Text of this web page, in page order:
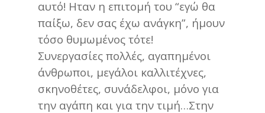
αυτό! Ηταν η επιτομή του “εγώ θα
παίξω, δεν σας έχω ανάγκη”, ήμουν
τόσο θυμωμένος τότε!
Συνεργασίες πολλές, αγαπημένοι
άνθρωποι, μεγάλοι καλλιτέχνες,
σκηνοθέτες, συνάδελφοι, μόνο για
την αγάπη και για την τιμή…Στην